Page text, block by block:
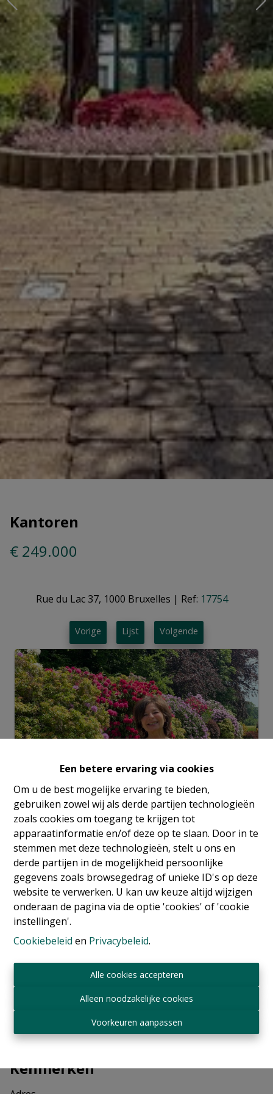
Een betere ervaring via cookies
Om u de best mogelijke ervaring te bieden,
gebruiken zowel wij als derde partijen technologieën
zoals cookies om toegang te krijgen tot
apparaatinformatie en/of deze op te slaan. Door in te
stemmen met deze technologieën, stelt u ons en
derde partijen in de mogelijkheid persoonlijke
gegevens zoals browsegedrag of unieke ID's op deze
website te verwerken. U kan uw keuze altijd wijzigen
onderaan de pagina via de optie 'cookies' of 'cookie
instellingen'.
Cookiebeleid en Privacybeleid.
Alle cookies accepteren
Alleen noodzakelijke cookies
Voorkeuren aanpassen
Kantoren
€ 249.000
Rue du Lac 37, 1000 Bruxelles | Ref: 17754
Vorige Lijst Volgende
Info aanvragen
1 70 m² 1
Delen
Kenmerken